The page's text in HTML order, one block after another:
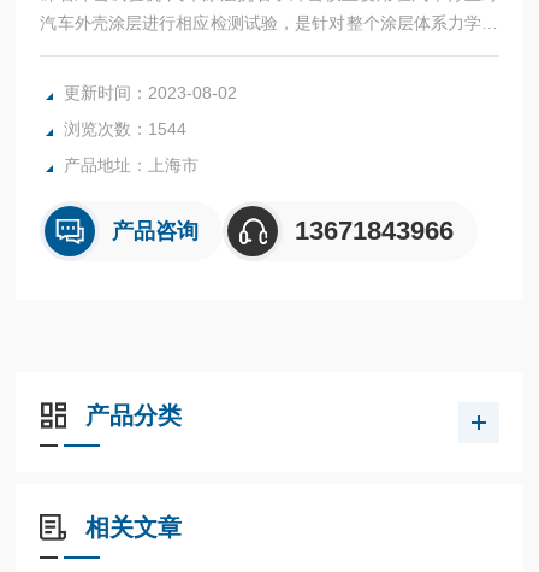
汽车外壳涂层进行相应检测试验，是针对整个涂层体系力学性
能进行的综合评价
更新时间：2023-08-02
浏览次数：1544
产品地址：上海市
产品咨询 13671843966
产品分类
相关文章